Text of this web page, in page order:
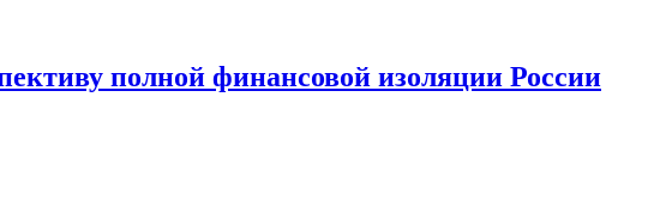
полной финансовой изоляции России